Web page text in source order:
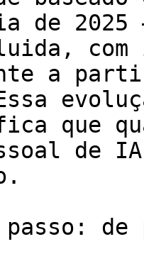
de
com
a
que
de IA
passo: